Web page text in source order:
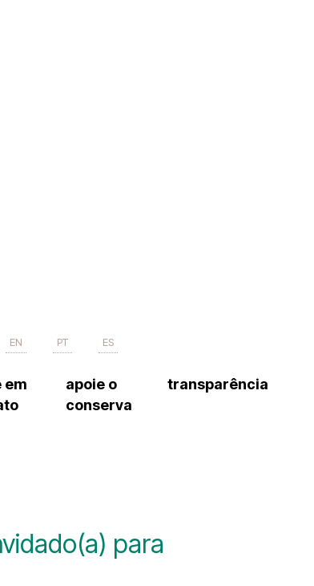
EN PT ES
em
apoie o
conserva
transparência
para